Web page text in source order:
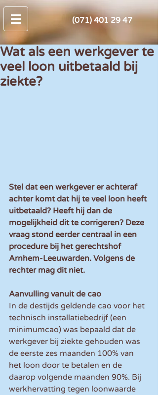
(071) 401 29 47
Wat als een werkgever te
veel loon uitbetaald bij
ziekte?
Stel dat een werkgever er achteraf
achter komt dat hij te veel loon heeft
uitbetaald? Heeft hij dan de
mogelijkheid dit te corrigeren? Deze
vraag stond eerder centraal in een
procedure bij het gerechtshof
Arnhem-Leeuwarden. Volgens de
rechter mag dit niet.
Aanvulling vanuit de cao
In de destijds geldende cao voor het
technisch installatiebedrijf (een
minimumcao) was bepaald dat de
werkgever bij ziekte gehouden was
de eerste zes maanden 100% van
het loon door te betalen en de
daarop volgende maanden 90%. Bij
werkhervatting tegen loonwaarde